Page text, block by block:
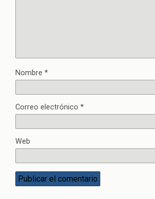
Nombre *
Correo electrónico *
Web